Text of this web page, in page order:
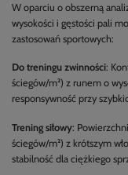
W oparciu o obszerną
wysokości i gęstości pali
zastosowań sportowych:
Do treningu zwinności:
ściegów/m²) z runem o
responsywność przy
Trening siłowy:
ściegów/m²) z krótszym
stabilność dla ciężkiego